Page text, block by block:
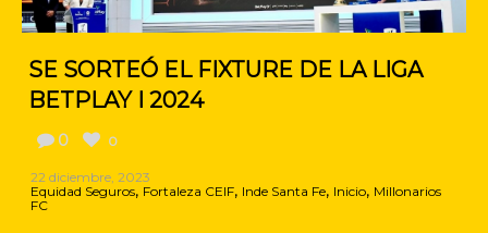
SE SORTEÓ EL FIXTURE DE LA LIGA
BETPLAY I 2024
0 0
22 diciembre, 2023
Equidad Seguros, Fortaleza CEIF, Inde Santa Fe, Inicio, Millonarios
FC